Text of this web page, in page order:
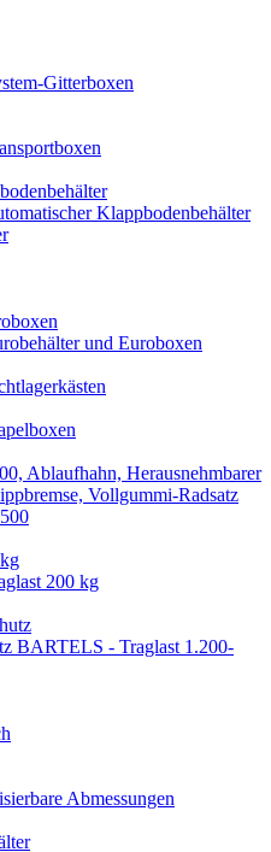
Gitterboxen
Klappbodenbehälter
und Euroboxen
200 kg
BARTELS - Traglast 1.200-
Abmessungen